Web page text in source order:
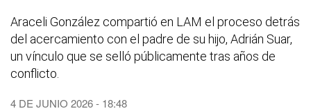
Araceli González compartió en LAM el proceso detrás
del acercamiento con el padre de su hijo, Adrián Suar,
un vínculo que se selló públicamente tras años de
conflicto.
4 DE JUNIO 2026 - 18:48